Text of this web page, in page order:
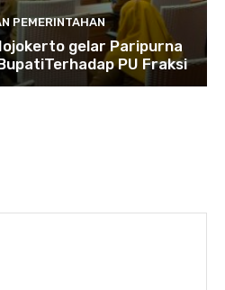
PEMERINTAHAN
gelar Paripurna
PU Fraksi